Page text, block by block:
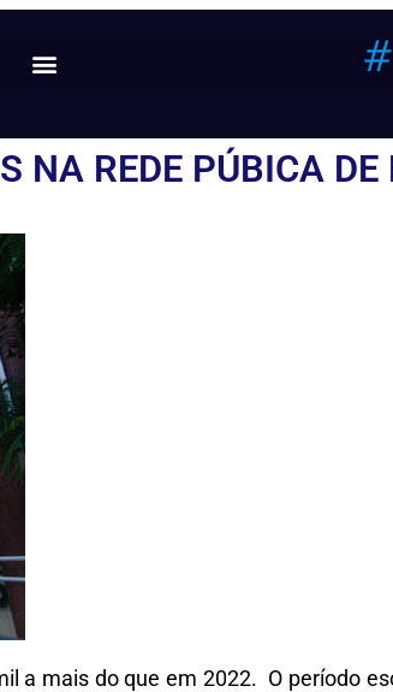
NA REDE PÚBICA DE
a mais do que em 2022. O período